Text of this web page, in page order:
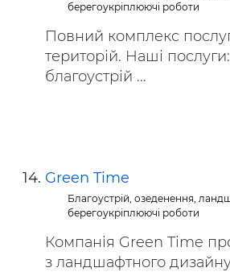
берегоукріплюючі роботи
Повний комплекс
територій. Наші
благоустрій ...
Green Time
Благоустрій, озеденення,
берегоукріплюючі роботи
Компанія Green Time
з ландшафтного